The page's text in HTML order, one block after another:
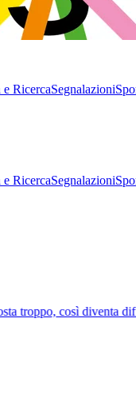
e RicercaSegnalazioni
e RicercaSegnalazioni
troppo, così diventa